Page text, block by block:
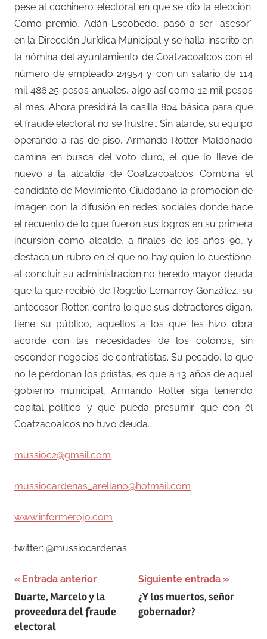
pese al cochinero electoral en que se dio la elección.
Como premio, Adán Escobedo, pasó a ser “asesor”
en la Dirección Jurídica Municipal y se halla inscrito en
la nómina del ayuntamiento de Coatzacoalcos con el
número de empleado 24954 y con un salario de 114
mil 486.25 pesos anuales, algo así como 12 mil pesos
al mes. Ahora presidirá la casilla 804 básica para que
el fraude electoral no se frustre… Sin alarde, su equipo
operando a ras de piso, Armando Rotter Maldonado
camina en busca del voto duro, el que lo lleve de
nuevo a la alcaldía de Coatzacoalcos. Combina el
candidato de Movimiento Ciudadano la promoción de
imagen con la difusión en redes sociales donde hace
el recuento de lo que fueron sus logros en su primera
incursión como alcalde, a finales de los años 90, y
destaca un rubro en el que no hay quien lo cuestione:
al concluir su administración no heredó mayor deuda
que la que recibió de Rogelio Lemarroy González, su
antecesor. Rotter, contra lo que sus detractores digan,
tiene su público, aquellos a los que les hizo obra
acorde con las necesidades de los colonos, sin
esconder negocios de contratistas. Su pecado, lo que
no le perdonan los priístas, es que a 13 años de aquel
gobierno municipal, Armando Rotter siga teniendo
capital político y que pueda presumir que con él
Coatzacoalcos no tuvo deuda…
mussioc2@gmail.com
mussiocardenas_arellano@hotmail.com
www.informerojo.com
twitter: @mussiocardenas
Navegación
de
entradas
Entrada anterior
Duarte, Marcelo y la
proveedora del fraude
electoral
Siguiente entrada
¿Y los muertos, señor
gobernador?